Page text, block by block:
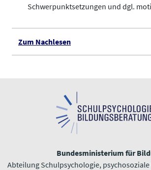
Schwerpunktsetzungen und dgl.
Zum Nachlesen
Bundesministerium für
Abteilung Schulpsychologie,